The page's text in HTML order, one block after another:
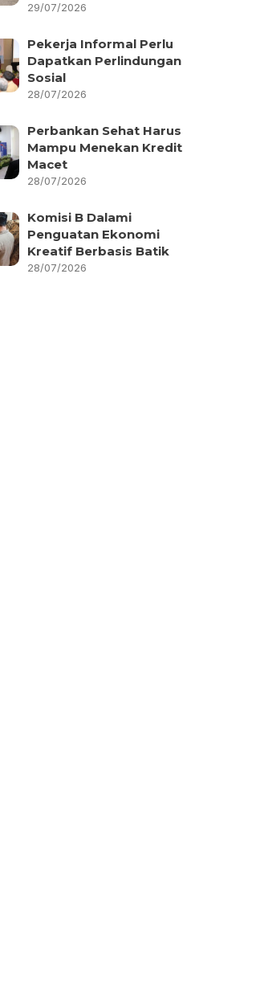
29/07/2026
Pekerja Informal Perlu
Dapatkan Perlindungan
Sosial
28/07/2026
Perbankan Sehat Harus
Mampu Menekan Kredit
Macet
28/07/2026
Komisi B Dalami
Penguatan Ekonomi
Kreatif Berbasis Batik
28/07/2026